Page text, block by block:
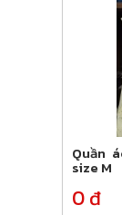
Quần
size M
0 đ